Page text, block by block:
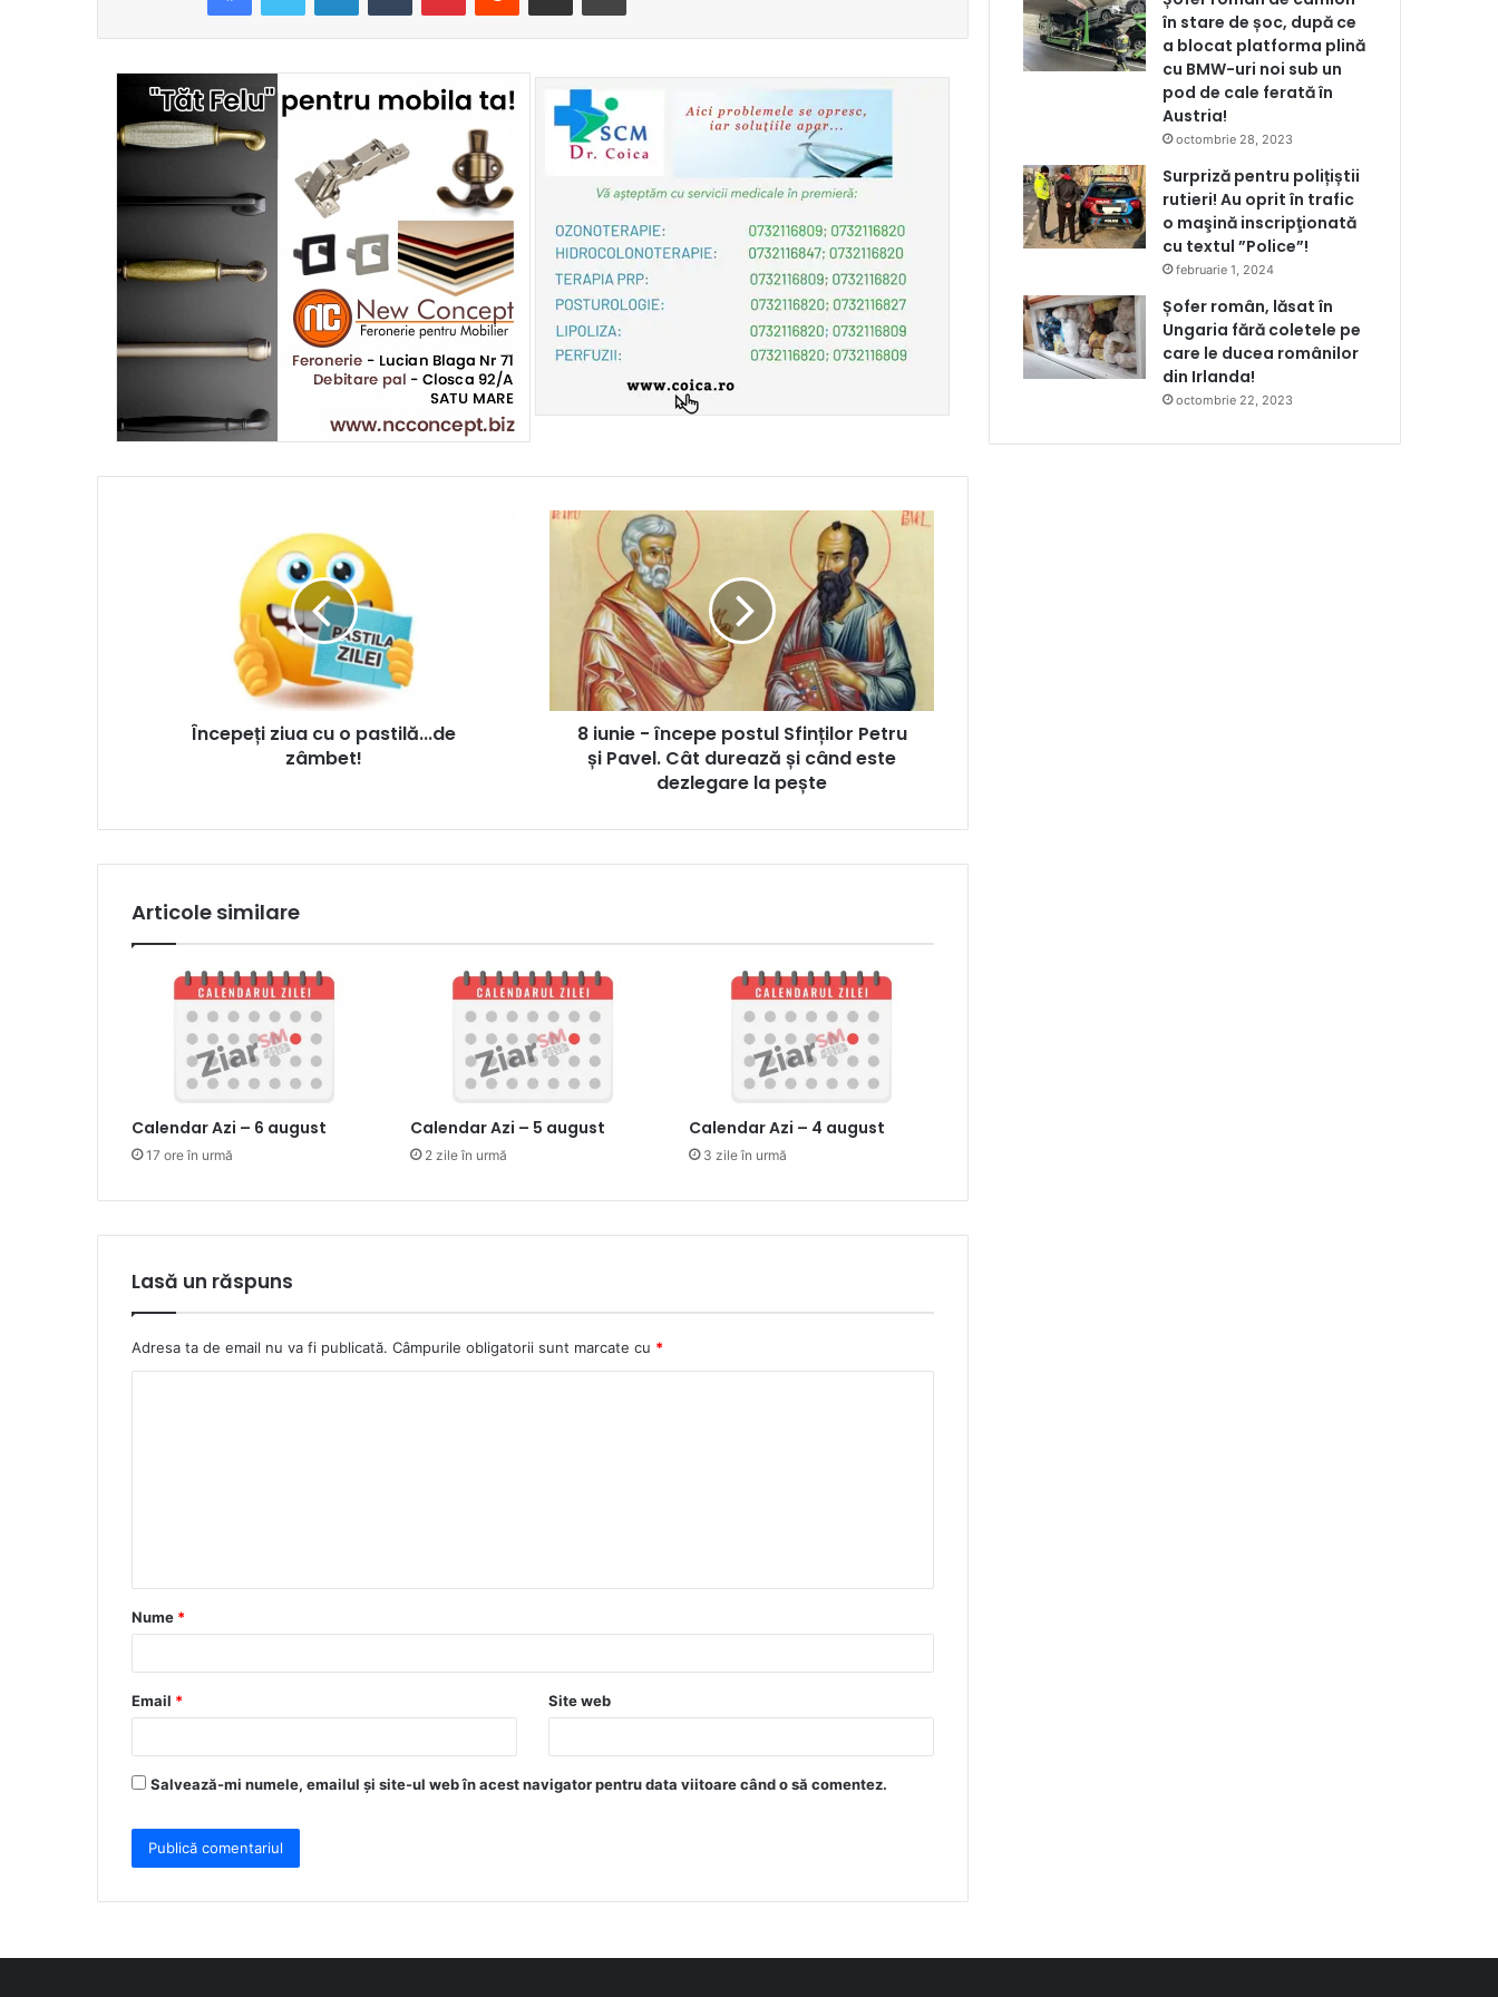
Începeți ziua cu o pastilă...de
zâmbet!
8 iunie - începe postul Sfinților Petru
și Pavel. Cât durează și când este
dezlegare la pește
Articole similare
Calendar Azi – 6 august
17 ore în urmă
Calendar Azi – 5 august
2 zile în urmă
Calendar Azi – 4 august
3 zile în urmă
Lasă un răspuns
Adresa ta de email nu va fi publicată. Câmpurile obligatorii sunt marcate cu *
a
r
*
Nume *
Email * Site web
Salvează-mi numele, emailul și site-ul web în acest navigator pentru data viitoare când o să comentez.
în stare de șoc, după ce
a blocat platforma plină
cu BMW-uri noi sub un
pod de cale ferată în
Austria!
octombrie 28, 2023
Surpriză pentru polițiștii
rutieri! Au oprit în trafic
o maşină inscripţionată
cu textul ”Police”!
februarie 1, 2024
Șofer român, lăsat în
Ungaria fără coletele pe
care le ducea românilor
din Irlanda!
octombrie 22, 2023